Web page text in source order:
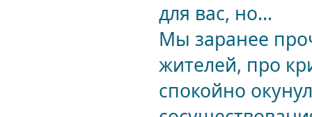
для вас, но...
Мы заранее
жителей, про
спокойно